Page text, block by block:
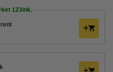
123ink.